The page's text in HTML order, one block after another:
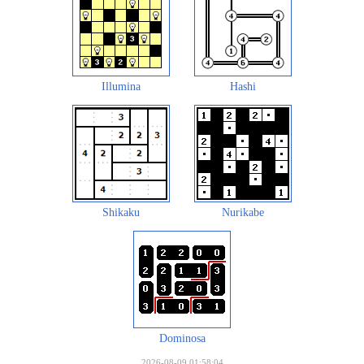
Illumina Hashi
Shikaku Nurikabe
Dominosa